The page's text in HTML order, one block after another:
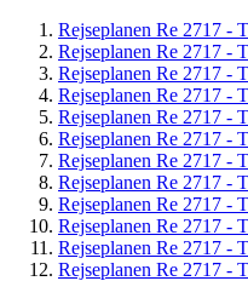
Rejseplanen Re 2717 -
Rejseplanen Re 2717 -
Rejseplanen Re 2717 -
Rejseplanen Re 2717 -
Rejseplanen Re 2717 -
Rejseplanen Re 2717 -
Rejseplanen Re 2717 -
Rejseplanen Re 2717 -
Rejseplanen Re 2717 -
Rejseplanen Re 2717 -
Rejseplanen Re 2717 -
Rejseplanen Re 2717 -